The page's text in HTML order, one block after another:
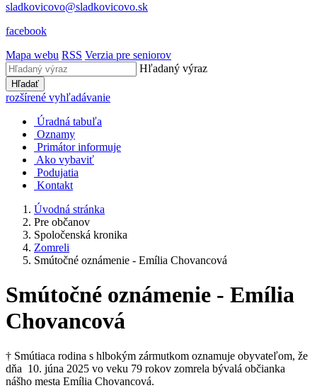
sladkovicovo@sladkovicovo.sk
facebook
Mapa webu RSS Verzia pre seniorov
Hľadaný výraz
Hľadať
rozšírené vyhľadávanie
Úradná tabuľa
Oznamy
Primátor informuje
Ako vybaviť
Podujatia
Kontakt
Úvodná stránka
Pre občanov
Spoločenská kronika
Zomreli
Smútočné oznámenie - Emília Chovancová
Smútočné oznámenie - Emília
Chovancová
† Smútiaca rodina s hlbokým zármutkom oznamuje obyvateľom, že
dňa 10. júna 2025 vo veku 79 rokov zomrela bývalá občianka
nášho mesta Emília Chovancová.